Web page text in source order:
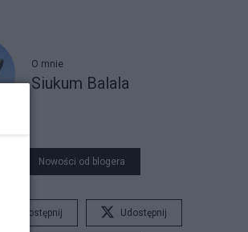
O mnie
Siukum Balala
Nowości od blogera
Udostępnij Udostępnij